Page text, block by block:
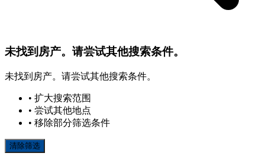
未找到房产。请尝试其他搜索条件。
未找到房产。请尝试其他搜索条件。
• 扩大搜索范围
• 尝试其他地点
• 移除部分筛选条件
清除筛选